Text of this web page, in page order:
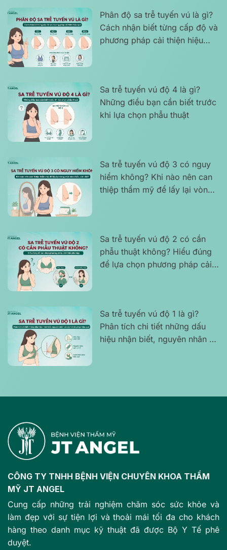
Phân độ sa trễ tuyến vú là gì?
Cách nhận biết từng cấp độ và
phương pháp cải thiện hiệu
Sa trễ tuyến vú độ 4 là gì?
Những điều bạn cần biết trước
khi lựa chọn phẫu thuật
Sa trễ tuyến vú độ 3 có nguy
hiểm không? Khi nào nên can
thiệp thẩm mỹ để lấy lại vòng
Sa trễ tuyến vú độ 2 có cần
phẫu thuật không? Hiểu đúng
để lựa chọn phương pháp cải
Sa trễ tuyến vú độ 1 là gì?
Phân tích chi tiết những dấu
hiệu nhận biết, nguyên nhân và
CÔNG TY TNHH BỆNH VIỆN CHUYÊN KHOA THẨM
MỸ JT ANGEL
Cung cấp những trải nghiệm chăm sóc sức khỏe và
làm đẹp với sự tiện lợi và thoải mái tối đa cho khách
hàng theo danh mục kỹ thuật đã được Bộ Y Tế phê
duyệt.